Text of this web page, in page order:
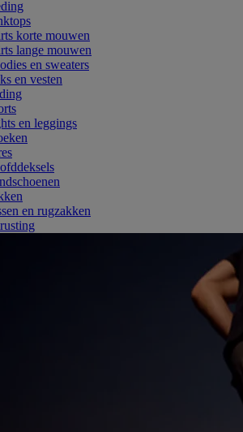
korte mouwen
lange mouwen
en sweaters
en vesten
en leggings
en rugzakken